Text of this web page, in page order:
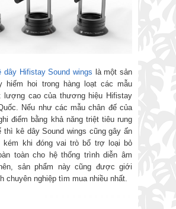
dây Hifistay Sound wings là một sản
hiếm hoi trong hàng loạt các mẫu
lượng cao của thương hiệu Hifistay
Nếu như các mẫu chân đế của
điểm bằng khả năng triệt tiêu rung
thì kê dây Sound wings cũng gây ấn
kém khi đóng vai trò bổ trợ loại bỏ
toàn cho hệ thống trình diễn âm
sản phẩm này cũng được giới
chuyên nghiệp tìm mua nhiều nhất.